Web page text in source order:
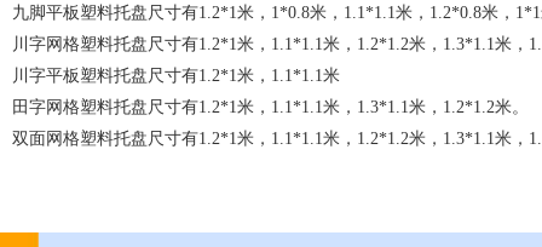
九脚平板塑料托盘尺寸有1.2*1米，1*0.8米，1.1*1.1米，1.2*0.8米，
川字网格塑料托盘尺寸有1.2*1米，1.1*1.1米，1.2*1.2米，1.3*1.1米，
川字平板塑料托盘尺寸有1.2*1米，1.1*1.1米
田字网格塑料托盘尺寸有1.2*1米，1.1*1.1米，1.3*1.1米，1.2*1.2米。
双面网格塑料托盘尺寸有1.2*1米，1.1*1.1米，1.2*1.2米，1.3*1.1米，
塑料水箱系列产品，俗称也叫塑料周转箱、长方形塑料箱、塑料水产